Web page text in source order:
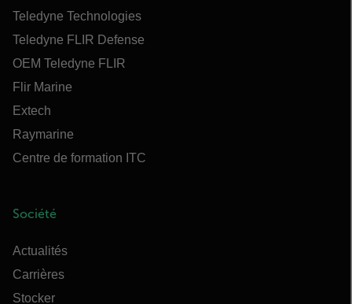
Teledyne Technologies
Teledyne FLIR Defense
OEM Teledyne FLIR
Flir Marine
Extech
Raymarine
Centre de formation ITC
Société
Actualités
Carrières
Stocker